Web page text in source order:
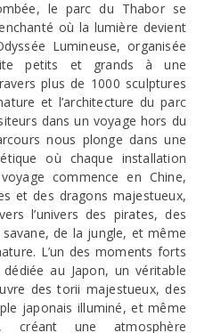
le parc du Thabor se
où la lumière devient
Lumineuse, organisée
petits et grands à une
plus de 1000 sculptures
et l’architecture du parc
dans un voyage hors du
nous plonge dans une
où chaque installation
commence en Chine,
et des dragons majestueux,
l’univers des pirates, des
de la jungle, et même
L’un des moments forts
au Japon, un véritable
des torii majestueux, des
japonais illuminé, et même
créant une atmosphère